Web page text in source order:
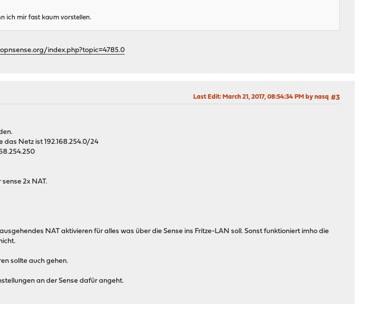
ich mir fast kaum vorstellen.
index.php?topic=4785.0
#3
Last Edit: March 21, 2017, 08:54:34 PM by nasq
das Netz ist 192.168.254.0/24
2x NAT.
NAT aktivieren für alles was über die Sense ins Fritze-LAN soll. Sonst funktioniert imho die
sollte auch gehen.
an der Sense dafür angeht.